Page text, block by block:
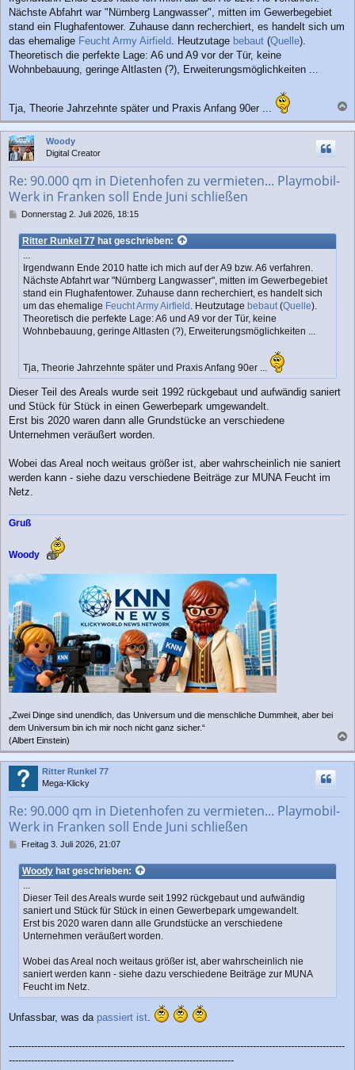
Nächste Abfahrt war "Nürnberg Langwasser", mitten im Gewerbegebiet
stand ein Flughafentower. Zuhause dann recherchiert, es handelt sich um
das ehemalige Feucht Army Airfield . Heutzutage bebaut (Quelle).
Theoretisch die perfekte Lage: A6 und A9 vor der Tür, keine
Wohnbebauung, geringe Altlasten (?), Erweiterungsmöglichkeiten ...
Tja, Theorie Jahrzehnte später und Praxis Anfang 90er ...
a
c
Woody
Digital Creator
Re: 90.000 qm in Dietenhofen zu vermieten... Playmobil-
Werk in Franken soll Ende Juni schließen
B
i
t
Donnerstag 2. Juli 2026, 18:15
Ritter Runkel 77hat geschrieben:
...
Irgendwann Ende 2010 hatte ich mich auf der A9 bzw. A6 verfahren.
Nächste Abfahrt war "Nürnberg Langwasser", mitten im Gewerbegebiet
stand ein Flughafentower. Zuhause dann recherchiert, es handelt sich
um das ehemalige Feucht Army Airfield. Heutzutage bebaut(Quelle).
Theoretisch die perfekte Lage: A6 und A9 vor der Tür, keine
Wohnbebauung, geringe Altlasten (?), Erweiterungsmöglichkeiten ...
Tja, Theorie Jahrzehnte später und Praxis Anfang 90er ...
Dieser Teil des Areals wurde seit 1992 rückgebaut und aufwändig saniert
und Stück für Stück in einen Gewerbepark umgewandelt.
Erst bis 2020 waren dann alle Grundstücke an verschiedene
Unternehmen veräußert worden.
Wobei das Areal noch weitaus größer ist, aber wahrscheinlich nie saniert
werden kann - siehe dazu verschiedene Beiträge zur MUNA Feucht im
Netz.
Gruß
Woody
„Zwei Dinge sind unendlich, das Universum und die menschliche Dummheit, aber bei
dem Universum bin ich mir noch nicht ganz sicher.“
(Albert Einstein)
a
c
Ritter Runkel 77
Mega-Klicky
Re: 90.000 qm in Dietenhofen zu vermieten... Playmobil-
Werk in Franken soll Ende Juni schließen
B
i
t
Freitag 3. Juli 2026, 21:07
Woodyhat geschrieben:
...
Dieser Teil des Areals wurde seit 1992 rückgebaut und aufwändig
saniert und Stück für Stück in einen Gewerbepark umgewandelt.
Erst bis 2020 waren dann alle Grundstücke an verschiedene
Unternehmen veräußert worden.
Wobei das Areal noch weitaus größer ist, aber wahrscheinlich nie
saniert werden kann - siehe dazu verschiedene Beiträge zur MUNA
Feucht im Netz.
Unfassbar, was da passiert ist.
----------------------------------------------------------------------------------------------------------
-----------------------------------------------------------------------